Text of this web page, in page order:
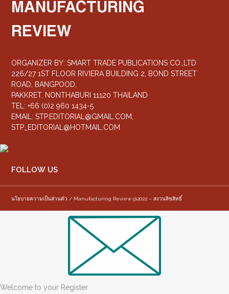
MANUFACTURING
REVIEW
ORGANIZER BY: SMART TRADE PUBLICATIONS CO.,LTD
226/27 1ST FLOOR RIVIERA BUILDING 2, BOND STREET
ROAD, BANGPOOD,
PAKKRET, NONTHABURI 11120 THAILAND
TEL: +66 (0)2 960 1434-5
EMAIL:STP.EDITORIAL@GMAIL.COM
STP_EDITORIAL@HOTMAIL.COM
FOLLOW US
นโยบายความเป็นส่วนตัว / Manufacturing Review @2022 – สงวนลิขสิทธิ์
Welcome to your Register